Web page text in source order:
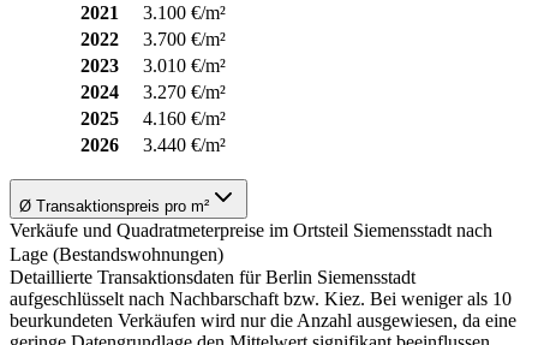
2021
3.100 €/m²
2022
3.700 €/m²
2023
3.010 €/m²
2024
3.270 €/m²
2025
4.160 €/m²
2026
3.440 €/m²
Ø Transaktionspreis pro m²
Verkäufe und Quadratmeterpreise im Ortsteil Siemensstadt nach
Lage (Bestandswohnungen)
Detaillierte Transaktionsdaten für Berlin Siemensstadt
aufgeschlüsselt nach Nachbarschaft bzw. Kiez. Bei weniger als 10
beurkundeten Verkäufen wird nur die Anzahl ausgewiesen, da eine